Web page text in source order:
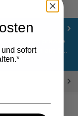
durch präzise
Kombination aus 5…
sofort